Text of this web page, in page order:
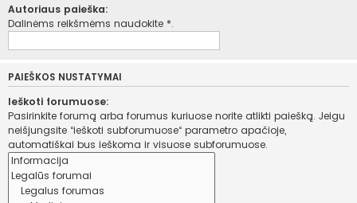
Autoriaus paieška:
Dalinėms reikšmėms naudokite *.
PAIEŠKOS NUSTATYMAI
Ieškoti forumuose:
Pasirinkite forumą arba forumus kuriuose norite atlikti paiešką. Jeigu
neišjungsite “ieškoti subforumuose“ parametro apačioje,
automatiškai bus ieškoma ir visuose subforumuose.